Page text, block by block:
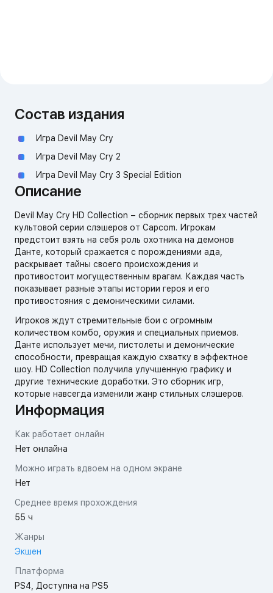
Состав издания
Игра Devil May Cry
Игра Devil May Cry 2
Игра Devil May Cry 3 Special Edition
Описание
Devil May Cry HD Collection – сборник первых трех частей
культовой серии слэшеров от Capcom. Игрокам
предстоит взять на себя роль охотника на демонов
Данте, который сражается с порождениями ада,
раскрывает тайны своего происхождения и
противостоит могущественным врагам. Каждая часть
показывает разные этапы истории героя и его
противостояния с демоническими силами.
Игроков ждут стремительные бои с огромным
количеством комбо, оружия и специальных приемов.
Данте использует мечи, пистолеты и демонические
способности, превращая каждую схватку в эффектное
шоу. HD Collection получила улучшенную графику и
другие технические доработки. Это сборник игр,
которые навсегда изменили жанр стильных слэшеров.
Информация
Как работает онлайн
Нет онлайна
Платформа
PS4, Доступна на PS5
Можно играть вдвоем на одном экране
Нет
Среднее время прохождения
55 ч
Жанры
Экшен